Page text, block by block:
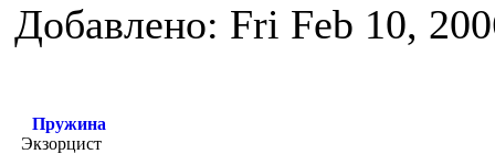
Добавлено: Fri Feb 10,
Пружина
Экзорцист